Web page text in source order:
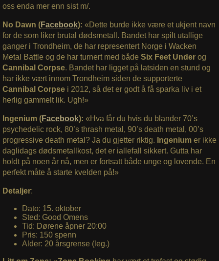
oss enda mer enn sist m/.
No Dawn (Facebook): «Dette burde ikke være et ukjent navn
for de som liker brutal dødsmetall. Bandet har spilt utallige
ganger i Trondheim, de har representert Norge i Wacken
Metal Battle og de har turnert med både Six Feet Underog
Cannibal Corpse. Bandet har ligget på latsiden en stund og
har ikke vært innom Trondheim siden de supporterte
Cannibal Corpsei 2012, så det er godt å få sparka liv i et
herlig gammelt lik. Ugh!»
Ingenium (Facebook): «Hva får du hvis du blander 70’s
psychedelic rock, 80’s thrash metal, 90’s death metal, 00’s
progressive death metal? Ja du gjetter riktig. Ingeniumer ikke
daglidags dødsmetallkost, det er iallefall sikkert. Gutta har
holdt på noen år nå, men er fortsatt både unge og lovende. En
perfekt måte å starte kvelden på!»
Detaljer:
Dato: 15. oktober
Sted: Good Omens
Tid: Dørene åpner 20:00
Pris: 150 spenn
Alder: 20 årsgrense (leg.)